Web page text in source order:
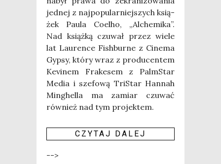
jed­nej z naj­po­pu­lar­niej­szych ksią­
żek Pau­la Coel­ho, „Alche­mi­ka”.
Nad książ­ką czu­wał przez wie­le
lat Lau­ren­ce Fish­bur­ne z Cine­ma
Gyp­sy, któ­ry wraz z pro­du­cen­tem
Kevi­nem Fra­ke­sem z Palm­Star
Media i sze­fo­wą Tri­Star Han­nah
Min­ghel­la ma zamiar czu­wać
rów­nież nad tym pro­jek­tem.
CZY­TAJ DALEJ
-->